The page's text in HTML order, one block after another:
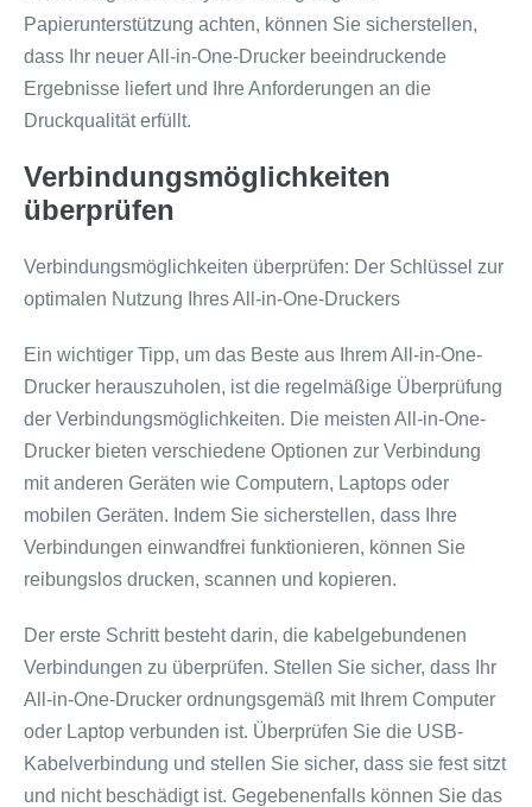
Papierunterstützung achten, können Sie sicherstellen,
dass Ihr neuer All-in-One-Drucker beeindruckende
Ergebnisse liefert und Ihre Anforderungen an die
Druckqualität erfüllt.
Verbindungsmöglichkeiten
überprüfen
Verbindungsmöglichkeiten überprüfen: Der Schlüssel zur
optimalen Nutzung Ihres All-in-One-Druckers
Ein wichtiger Tipp, um das Beste aus Ihrem All-in-One-
Drucker herauszuholen, ist die regelmäßige Überprüfung
der Verbindungsmöglichkeiten. Die meisten All-in-One-
Drucker bieten verschiedene Optionen zur Verbindung
mit anderen Geräten wie Computern, Laptops oder
mobilen Geräten. Indem Sie sicherstellen, dass Ihre
Verbindungen einwandfrei funktionieren, können Sie
reibungslos drucken, scannen und kopieren.
Der erste Schritt besteht darin, die kabelgebundenen
Verbindungen zu überprüfen. Stellen Sie sicher, dass Ihr
All-in-One-Drucker ordnungsgemäß mit Ihrem Computer
oder Laptop verbunden ist. Überprüfen Sie die USB-
Kabelverbindung und stellen Sie sicher, dass sie fest sitzt
und nicht beschädigt ist. Gegebenenfalls können Sie das